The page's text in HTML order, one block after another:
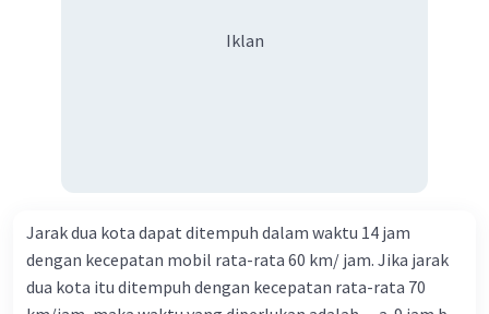
Iklan
Jarak dua kota dapat ditempuh dalam waktu 14 jam
dengan kecepatan mobil rata-rata 60 km/ jam. Jika jarak
dua kota itu ditempuh dengan kecepatan rata-rata 70